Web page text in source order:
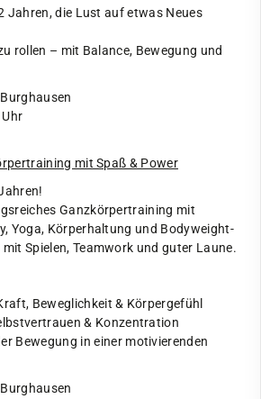
Jahren, die Lust auf etwas Neues
rollen – mit Balance, Bewegung und
mit Spaß & Power
Ganzkörpertraining mit
Yoga, Körperhaltung und Bodyweight-
Spielen, Teamwork und guter Laune.
Beweglichkeit & Körpergefühl
& Konzentration
Bewegung in einer motivierenden